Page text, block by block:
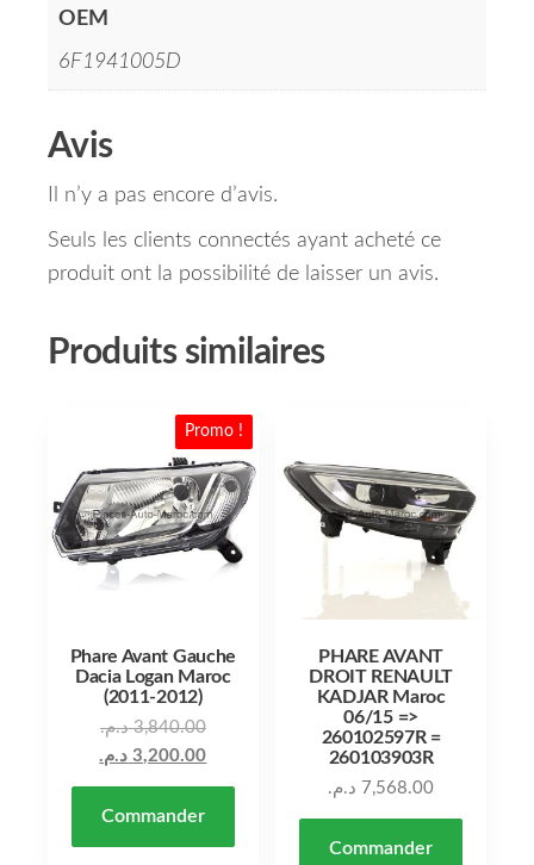
OEM
6F1941005D
Avis
Il n’y a pas encore d’avis.
Seuls les clients connectés ayant acheté ce
produit ont la possibilité de laisser un avis.
Produits similaires
Promo !
Phare Avant Gauche
Dacia Logan Maroc
(2011-2012)
3,840.00 د.م.
3,200.00 د.م.
Commander
PHARE AVANT
DROIT RENAULT
KADJAR Maroc
06/15 =>
260102597R =
260103903R
7,568.00 د.م.
Commander